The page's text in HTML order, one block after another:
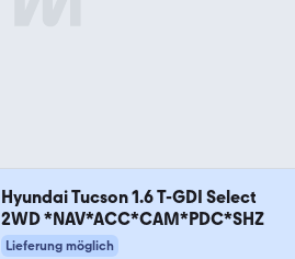
Hyundai Tucson 1.6 T-GDI Select
2WD *NAV*ACC*CAM*PDC*SHZ
Lieferung möglich